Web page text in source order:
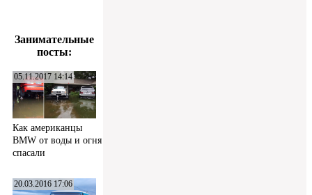
Занимательные
посты:
05.11.2017 14:14
Как американцы
BMW от воды и огня
спасали
20.03.2016 17:06